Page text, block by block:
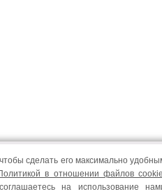
сделать его максимально
в отношении файлов cookie
на использование